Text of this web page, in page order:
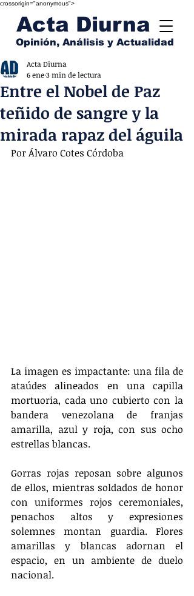
crossorigin="anonymous">
Acta Diurna
Opinión, Análisis y Actualidad
Entre el Nobel de Paz
teñido de sangre y la
mirada rapaz del águila
Acta Diurna
6 ene3 min de lectura
Por Álvaro Cotes Córdoba
La imagen es impactante: una fila de
ataúdes alineados en una capilla
mortuoria, cada uno cubierto con la
bandera venezolana de franjas
amarilla, azul y roja, con sus ocho
estrellas blancas.
Gorras rojas reposan sobre algunos
de ellos, mientras soldados de honor
con uniformes rojos ceremoniales,
penachos altos y expresiones
solemnes montan guardia. Flores
amarillas y blancas adornan el
espacio, en un ambiente de duelo
nacional.